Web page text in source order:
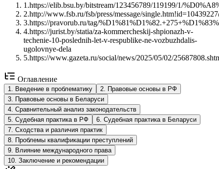
1 .https://elib.bsu.by/bitstream/123456789/119199/1/
2.http://www.fsb.ru/fsb/press/message/
3.https://pravorub.ru/tag/
4.https://jurist.by/statia/za-kommercheskij-shpionazh-v-
techenie-10-poslednih-let-v-respublike-ne-vozbuzhdalis-
ugolovnye-dela
5.https://www.gazeta.ru/social/news/2025/05/02/
Оглавление
1 Введение в проблематику 2
Правовые основы в РФ
3
Правовые основы в Беларуси
4 Сравнительный анализ законодательств
5 Судебная практика в РФ 6 Судебная практика в Беларуси
7 Сходства и различия практик
8
Проблемы квалификации преступлений
9
Влияние международного права
10 Заключение и рекомендации